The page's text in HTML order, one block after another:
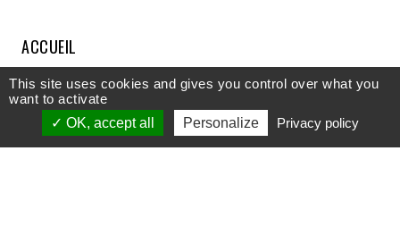
ACCUEIL
COMPRENDRE
DÉCOUVRIR
This site uses cookies and gives you control over what you
want to activate
OK, accept all
Personalize Privacy policy